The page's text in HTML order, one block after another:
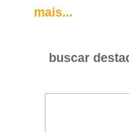
mais...
buscar